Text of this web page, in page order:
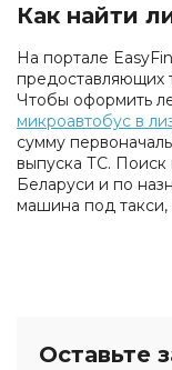
Как найти
На портале
предоставляющих
Чтобы оформить
микроавтобус в
сумму
выпуска ТС.
Беларуси и по
машина под такси,
Оставьте